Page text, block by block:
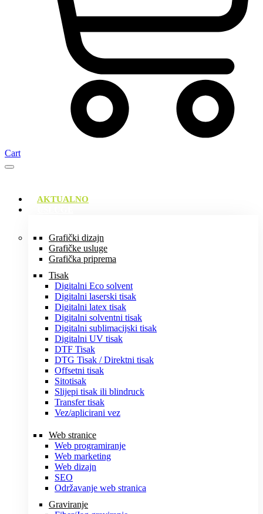
Cart
AKTUALNO
Grafički dizajn
Grafičke usluge
Grafička priprema
Tisak
Digitalni Eco solvent
Digitalni laserski tisak
Digitalni latex tisak
Digitalni solventni tisak
Digitalni sublimacijski tisak
Digitalni UV tisak
DTF Tisak
DTG Tisak / Direktni tisak
Offsetni tisak
Sitotisak
Slijepi tisak ili blindruck
Transfer tisak
Vez/aplicirani vez
Web stranice
Web programiranje
Web marketing
Web dizajn
SEO
Održavanje web stranica
Graviranje